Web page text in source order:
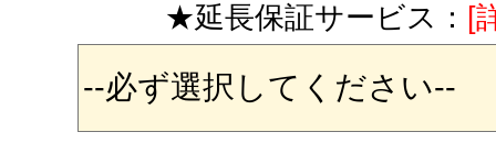
★延長保証サービス： [